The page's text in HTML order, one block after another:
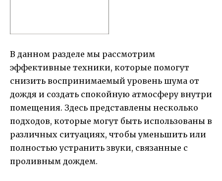
В данном разделе мы рассмотрим
эффективные техники, которые помогут
снизить воспринимаемый уровень шума от
дождя и создать спокойную атмосферу внутри
помещения. Здесь представлены несколько
подходов, которые могут быть использованы в
различных ситуациях, чтобы уменьшить или
полностью устранить звуки, связанные с
проливным дождем.